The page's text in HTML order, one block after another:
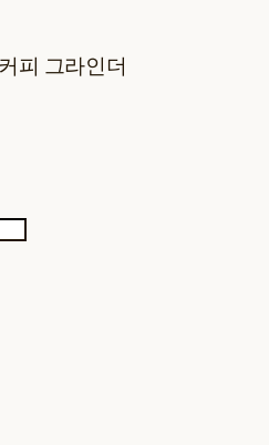
피 그라인더